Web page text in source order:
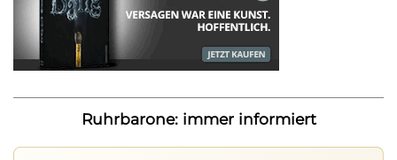
Ruhrbarone: immer informiert